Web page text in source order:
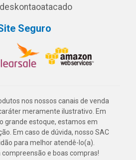
Seguro
nos nossos canais de venda
meramente ilustrativo. Em
grande estoque, estamos em
Em caso de dúvida, nosso SAC
para melhor atendê-lo(a).
e boas compras!